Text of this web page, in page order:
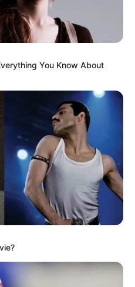
You Know About